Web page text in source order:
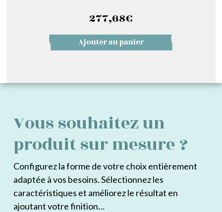
277,68€
Ajouter au panier
Vous souhaitez un
produit sur mesure ?
Configurez la forme de votre choix entièrement
adaptée à vos besoins. Sélectionnez les
caractéristiques et améliorez le résultat en
ajoutant votre finition…